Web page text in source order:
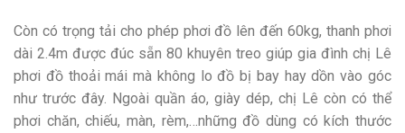
Còn có trọng tải cho phép phơi đồ lên đến 60kg, thanh phơi
dài 2.4m được đúc sẵn 80 khuyên treo giúp gia đình chị Lê
phơi đồ thoải mái mà không lo đồ bị bay hay dồn vào góc
như trước đây. Ngoài quần áo, giày dép, chị Lê còn có thể
phơi chăn, chiếu, màn, rèm,…những đồ dùng có kích thước